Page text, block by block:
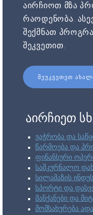
აირჩიოთ მზა
რაოდენობა.
შექმნათ
შეკვეთით.
ᲨᲔᲣᲙᲕᲔᲗᲔᲗ
აირჩიეთ
ვაჭრობა და
წარმოება და
ფინანსური
სამკურნალო
სილამაზის
სპორტი და
მანქანები და
მომსახურება